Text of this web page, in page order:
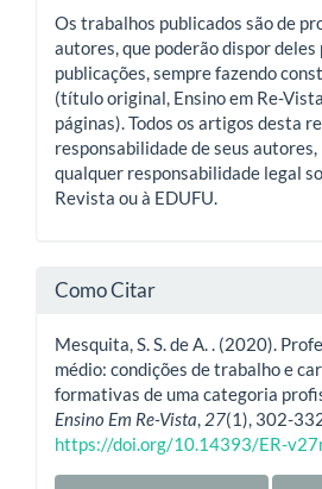
Os trabalhos publicados são de
autores, que poderão dispor
publicações, sempre fazendo
(título original, Ensino em Re-
páginas). Todos os artigos desta
responsabilidade de seus autores,
qualquer responsabilidade legal
Revista ou à EDUFU.
Como Citar
Mesquita, S. S. de A. . (2020).
médio: condições de trabalho e
formativas de uma categoria
Ensino Em Re-Vista, 27(1), 302-
https://doi.org/10.14393/ER-